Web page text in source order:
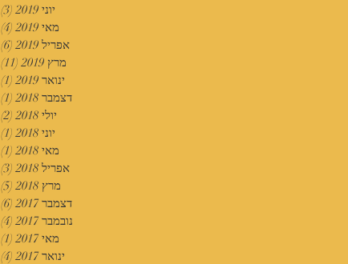
יוני 2019
(3)
מאי 2019
(4)
אפריל 2019
(6)
מרץ 2019
(11)
ינואר 2019
(1)
דצמבר 2018
(1)
יולי 2018
(2)
יוני 2018
(1)
מאי 2018
(1)
אפריל 2018
(3)
מרץ 2018
(5)
דצמבר 2017
(6)
נובמבר 2017
(4)
מאי 2017
(1)
ינואר 2017
(4)